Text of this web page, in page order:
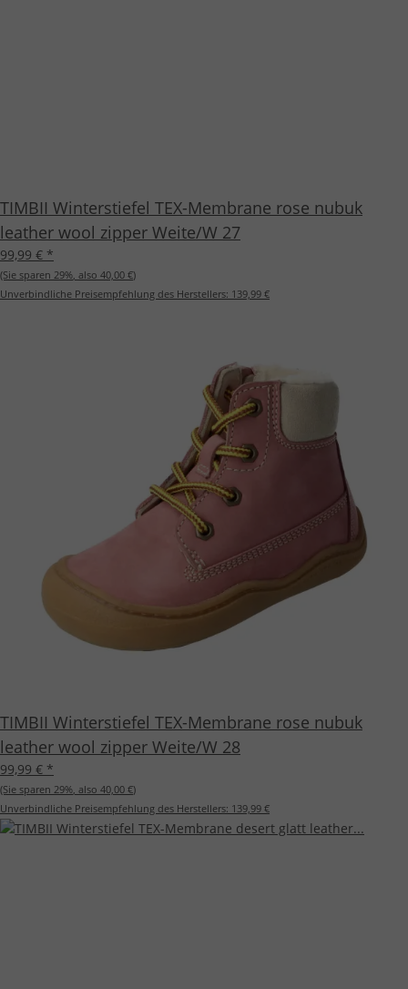
TIMBII Winterstiefel TEX-Membrane rose nubuk
leather wool zipper Weite/W 27
99,99 € *
(Sie sparen 29%, also 40,00 €)
Unverbindliche Preisempfehlung des Herstellers: 139,99 €
TIMBII Winterstiefel TEX-Membrane rose nubuk
leather wool zipper Weite/W 28
99,99 € *
(Sie sparen 29%, also 40,00 €)
Unverbindliche Preisempfehlung des Herstellers: 139,99 €